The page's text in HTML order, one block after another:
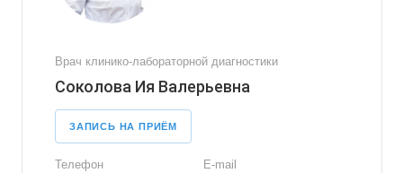
Врач клинико-лабораторной диагностики
Соколова Ия Валерьевна
ЗАПИСЬ НА ПРИЁМ
Телефон E-mail